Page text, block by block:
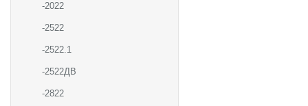
-2022
-2522
-2522.1
-2522ДВ
-2822